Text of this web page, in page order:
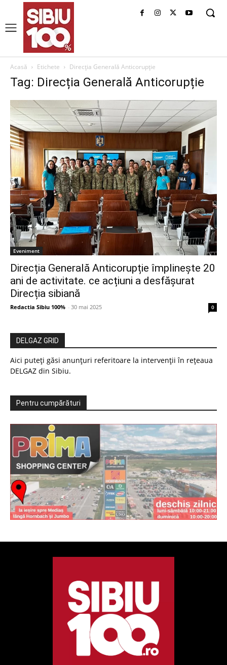
Acasă Etichete Direcția Generală Anticorupție
Tag: Direcția Generală Anticorupție
Eveniment
Direcția Generală Anticorupție împlinește 20
ani de activitate. ce acțiuni a desfășurat
Direcția sibiană
Redactia Sibiu 100% - 30 mai 2025 0
DELGAZ GRID
Aici puteți găsi anunțuri referitoare la intervenții în rețeaua
DELGAZ din Sibiu.
Pentru cumpărături